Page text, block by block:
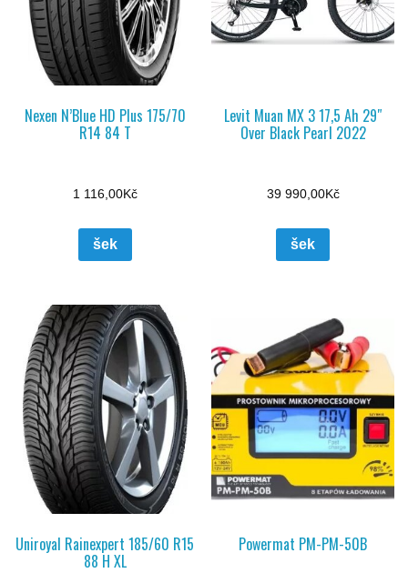
Nexen N’Blue HD Plus 175/70
R14 84 T
1 116,00Kč
šek
Levit Muan MX 3 17,5 Ah 29″
Over Black Pearl 2022
39 990,00Kč
šek
Uniroyal Rainexpert 185/60 R15
88 H XL
Powermat PM-PM-50B